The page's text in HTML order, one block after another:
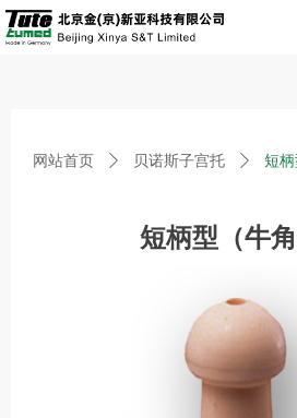
网站首页 ꄲ 贝诺斯子宫托 ꄲ 短柄
短柄型（牛角